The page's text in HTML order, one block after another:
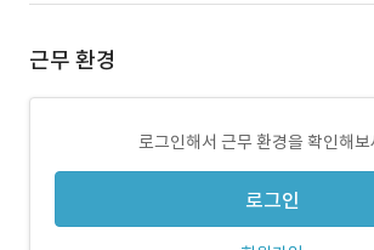
근무 환경
로그인해서 근무 환경을 확인해보
로그인